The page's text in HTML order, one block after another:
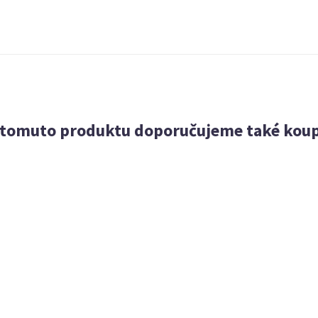
produktu doporučujeme také